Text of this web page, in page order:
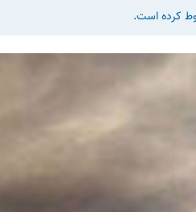
کرده است.